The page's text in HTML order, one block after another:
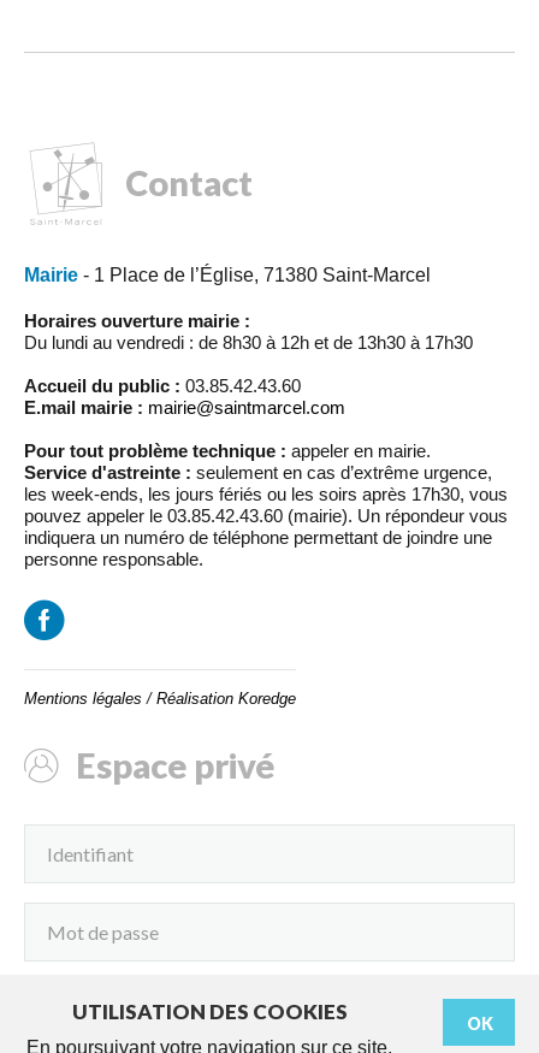
Contact
Mairie - 1 Place de l’Église, 71380 Saint-Marcel
Horaires ouverture mairie :
Du lundi au vendredi : de 8h30 à 12h et de 13h30 à 17h30
Accueil du public : 03.85.42.43.60
E.mail mairie : mairie@saintmarcel.com
Pour tout problème technique : appeler en mairie.
Service d'astreinte : seulement en cas d’extrême urgence,
les week-ends, les jours fériés ou les soirs après 17h30, vous
pouvez appeler le 03.85.42.43.60 (mairie). Un répondeur vous
indiquera un numéro de téléphone permettant de joindre une
personne responsable.
Mentions légales / Réalisation Koredge
Espace privé
OK
UTILISATION DES COOKIES
En poursuivant votre navigation sur ce site,